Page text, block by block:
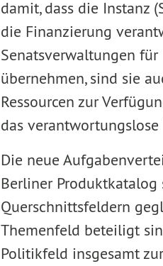
damit, dass die Instanz
die Finanzierung
Senatsverwaltungen
übernehmen, sind sie
Ressourcen zur
das
Die neue
Berliner
Querschnittsfeldern
Themenfeld beteiligt
Politikfeld insgesamt